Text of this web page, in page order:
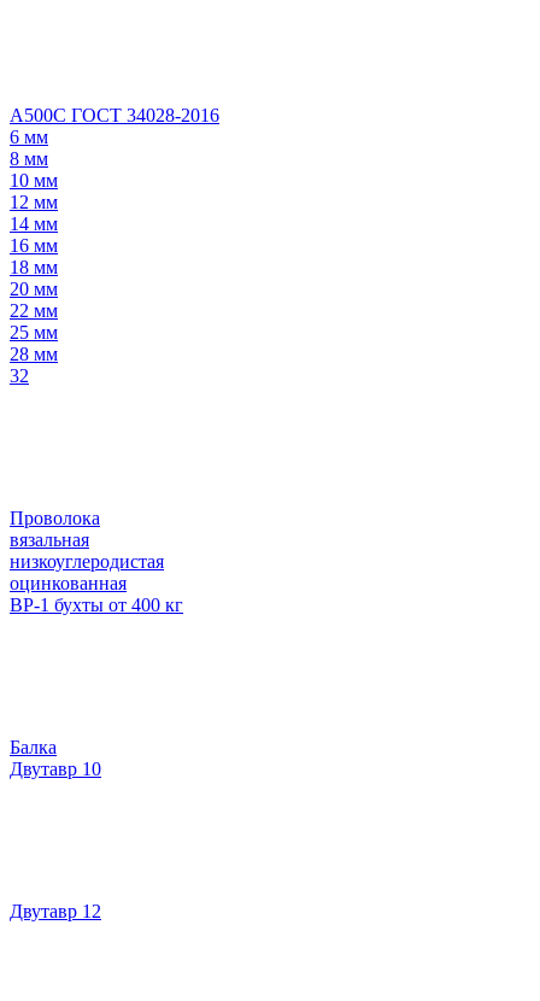
А500С ГОСТ 34028-2016
6 мм
8 мм
10 мм
12 мм
14 мм
16 мм
18 мм
20 мм
22 мм
25 мм
28 мм
32
Проволока
вязальная
низкоуглеродистая
оцинкованная
ВР-1 бухты от 400 кг
Балка
Двутавр 10
Двутавр 12